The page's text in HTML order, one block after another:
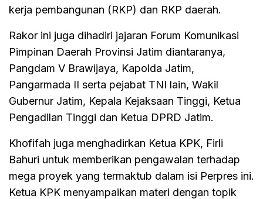
kerja pembangunan (RKP) dan RKP daerah.
Rakor ini juga dihadiri jajaran Forum Komunikasi
Pimpinan Daerah Provinsi Jatim diantaranya,
Pangdam V Brawijaya, Kapolda Jatim,
Pangarmada II serta pejabat TNI lain, Wakil
Gubernur Jatim, Kepala Kejaksaan Tinggi, Ketua
Pengadilan Tinggi dan Ketua DPRD Jatim.
Khofifah juga menghadirkan Ketua KPK, Firli
Bahuri untuk memberikan pengawalan terhadap
mega proyek yang termaktub dalam isi Perpres ini.
Ketua KPK menyampaikan materi dengan topik